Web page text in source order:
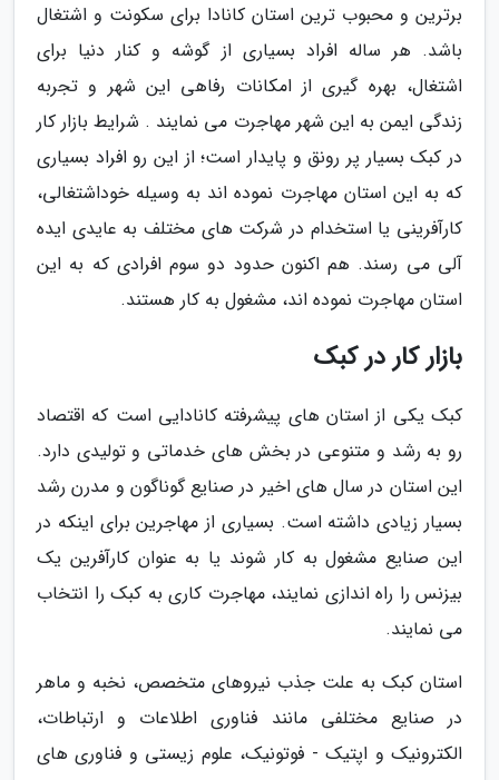
برترین و محبوب ترین استان کانادا برای سکونت و اشتغال
باشد. هر ساله افراد بسیاری از گوشه و کنار دنیا برای
اشتغال، بهره گیری از امکانات رفاهی این شهر و تجربه
زندگی ایمن به این شهر مهاجرت می نمایند . شرایط بازار کار
در کبک بسیار پر رونق و پایدار است؛ از این رو افراد بسیاری
که به این استان مهاجرت نموده اند به وسیله خوداشتغالی،
کارآفرینی یا استخدام در شرکت های مختلف به عایدی ایده
آلی می رسند. هم اکنون حدود دو سوم افرادی که به این
استان مهاجرت نموده اند، مشغول به کار هستند.
بازار کار در کبک
کبک یکی از استان های پیشرفته کانادایی است که اقتصاد
رو به رشد و متنوعی در بخش های خدماتی و تولیدی دارد.
این استان در سال های اخیر در صنایع گوناگون و مدرن رشد
بسیار زیادی داشته است. بسیاری از مهاجرین برای اینکه در
این صنایع مشغول به کار شوند یا به عنوان کارآفرین یک
بیزنس را راه اندازی نمایند، مهاجرت کاری به کبک را انتخاب
می نمایند.
استان کبک به علت جذب نیروهای متخصص، نخبه و ماهر
در صنایع مختلفی مانند فناوری اطلاعات و ارتباطات،
الکترونیک و اپتیک - فوتونیک، علوم زیستی و فناوری های